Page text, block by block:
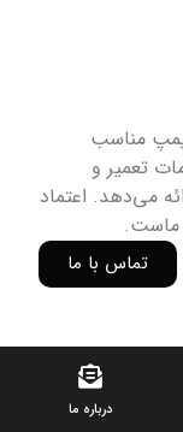
پمپ مناسب
تعمیر و
می‌دهد. اعتماد
ماست.
تماس با ما
آنووی
درباره ما